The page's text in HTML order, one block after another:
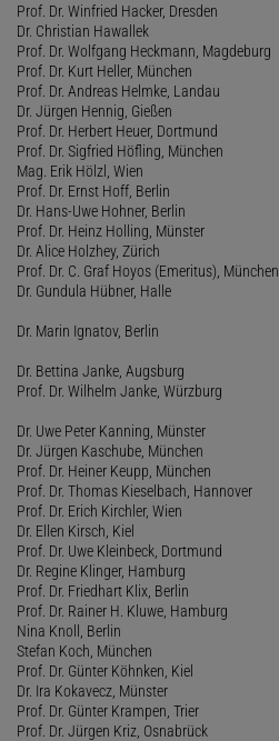
Prof. Dr. Winfried Hacker, Dresden
Dr. Christian Hawallek
Prof. Dr. Wolfgang Heckmann, Magdeburg
Prof. Dr. Kurt Heller, München
Prof. Dr. Andreas Helmke, Landau
Dr. Jürgen Hennig, Gießen
Prof. Dr. Herbert Heuer, Dortmund
Prof. Dr. Sigfried Höfling, München
Mag. Erik Hölzl, Wien
Prof. Dr. Ernst Hoff, Berlin
Dr. Hans-Uwe Hohner, Berlin
Prof. Dr. Heinz Holling, Münster
Dr. Alice Holzhey, Zürich
Prof. Dr. C. Graf Hoyos (Emeritus), München
Dr. Gundula Hübner, Halle
Dr. Marin Ignatov, Berlin
Dr. Bettina Janke, Augsburg
Prof. Dr. Wilhelm Janke, Würzburg
Dr. Uwe Peter Kanning, Münster
Dr. Jürgen Kaschube, München
Prof. Dr. Heiner Keupp, München
Prof. Dr. Thomas Kieselbach, Hannover
Prof. Dr. Erich Kirchler, Wien
Dr. Ellen Kirsch, Kiel
Prof. Dr. Uwe Kleinbeck, Dortmund
Dr. Regine Klinger, Hamburg
Prof. Dr. Friedhart Klix, Berlin
Prof. Dr. Rainer H. Kluwe, Hamburg
Nina Knoll, Berlin
Stefan Koch, München
Prof. Dr. Günter Köhnken, Kiel
Dr. Ira Kokavecz, Münster
Prof. Dr. Günter Krampen, Trier
Prof. Dr. Jürgen Kriz, Osnabrück